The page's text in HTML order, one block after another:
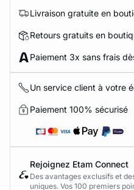
Livraison gratuite en
Retours gratuits en
Paiement 3x sans frais
Un service client à votre
Paiement 100% sécurisé
Rejoignez Etam Connect
Des avantages exclusifs et
uniques. Vos 100 premiers